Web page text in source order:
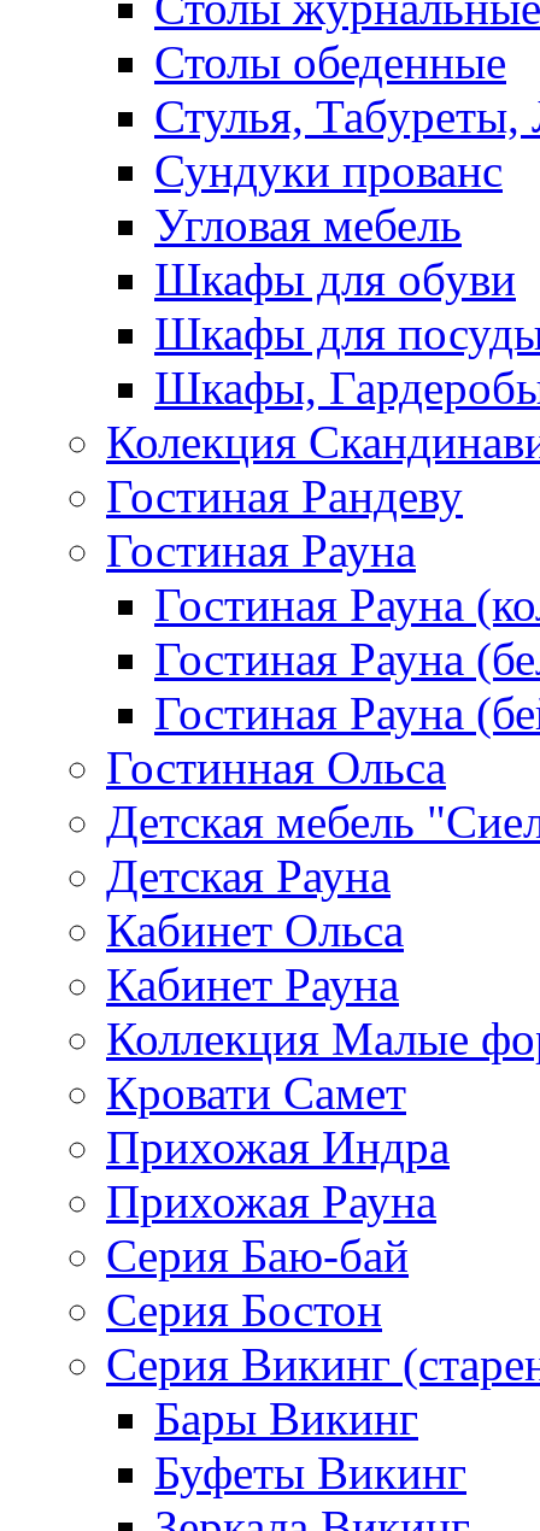
Столы обеденные
Стулья, Табуреты,
Сундуки прованс
Угловая мебель
Шкафы для обуви
Шкафы для
Шкафы,
Колекция
Гостиная Рандеву
Гостиная Рауна
Гостиная Рауна
Гостиная Рауна
Гостиная Рауна
Гостинная Ольса
Детская мебель
Детская Рауна
Кабинет Ольса
Кабинет Рауна
Коллекция Малые
Кровати Самет
Прихожая Индра
Прихожая Рауна
Серия Баю-бай
Серия Бостон
Серия Викинг
Бары Викинг
Буфеты Викинг